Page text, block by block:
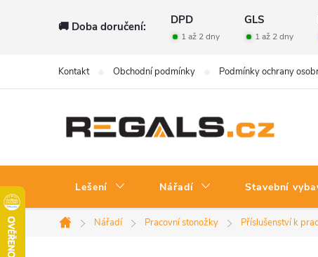
🚚 Doba doručení: DPD GLS
1 až 2 dny 1 až 2 dny
Kontakt Obchodní podmínky Podmínky ochrany
Lešení Nářadí Stavební
Domů
Nářadí Pracovní stonožky Příslušenství k